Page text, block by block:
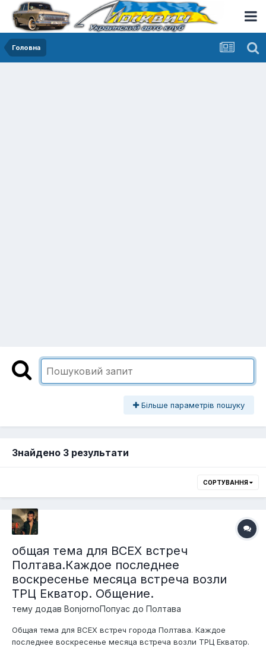
Головна
Більше параметрів пошуку
Знайдено 3 результати
СОРТУВАННЯ
общая тема для ВСЕХ встреч
Полтава.Каждое последнее
воскресенье месяца встреча возли
ТРЦ Екватор. Общение.
тему додав BonjornoПопуас до Полтава
Общая тема для ВСЕХ встреч города Полтава. Каждое
последнее воскресенье месяца встреча возли ТРЦ Екватор.